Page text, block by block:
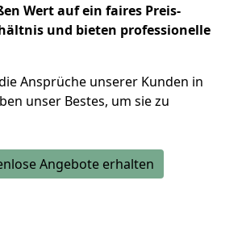
Wert auf ein faires Preis-
und bieten professionelle
Ansprüche unserer Kunden in
unser Bestes, um sie zu
Angebote erhalten